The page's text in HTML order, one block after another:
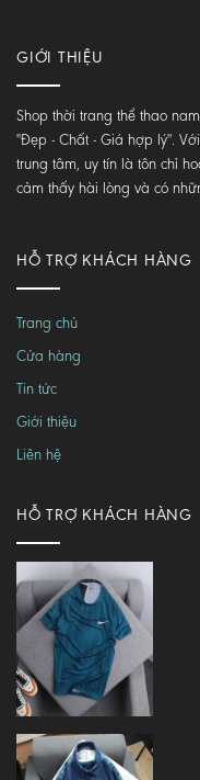
GIỚI THIỆU
Shop thời trang thể thao
"Đẹp - Chất - Giá hợp lý".
trung tâm, uy tín là tôn chỉ
cảm thấy hài lòng và có
HỖ TRỢ KHÁCH HÀNG
Trang chủ
Cửa hàng
Tin tức
Giới thiệu
Liên hệ
HỖ TRỢ KHÁCH HÀNG